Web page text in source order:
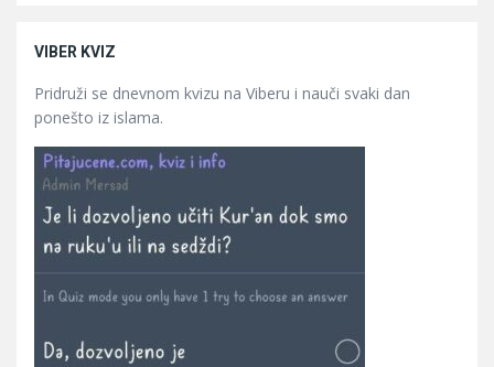
VIBER KVIZ
Pridruži se dnevnom kvizu na Viberu i nauči svaki dan
ponešto iz islama.